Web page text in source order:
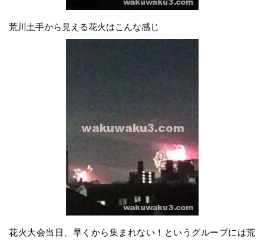
荒川土手から見える花火はこんな感じ
花火大会当日、早くから集まれない！というグループには荒